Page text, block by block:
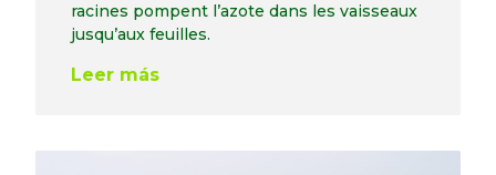
racines pompent l’azote dans les vaisseaux
jusqu’aux feuilles.
Leer más